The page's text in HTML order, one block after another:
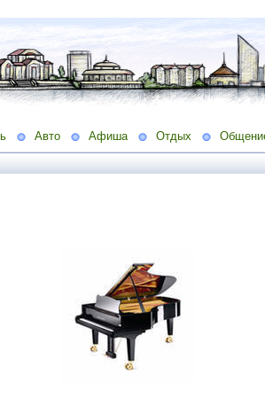
Авто Афиша Отдых